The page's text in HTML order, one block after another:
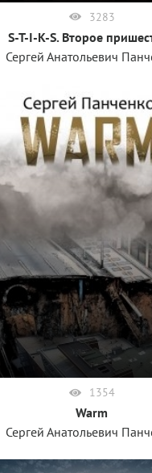
3283
S-T-I-K-S. Второе
Сергей Анатольевич
1354
Warm
Сергей Анатольевич